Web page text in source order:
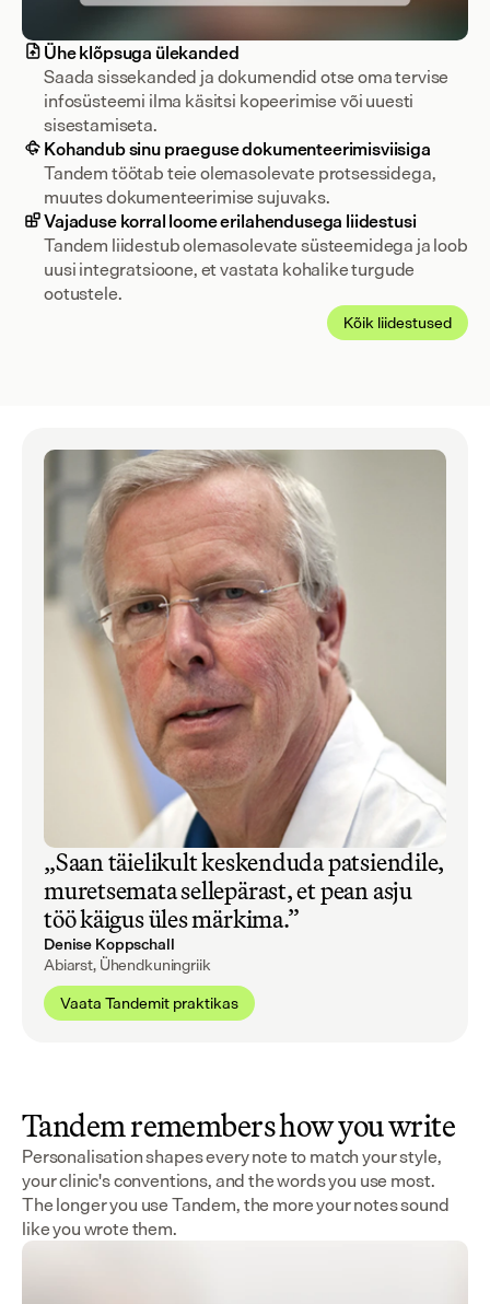
Kõik liidestused
Ühe klõpsuga ülekanded
Saada sissekanded ja dokumendid otse oma tervise
infosüsteemi ilma käsitsi kopeerimise või uuesti
sisestamiseta.
Kohandub sinu praeguse dokumenteerimisviisiga
Tandem töötab teie olemasolevate protsessidega,
muutes dokumenteerimise sujuvaks.
Vajaduse korral loome erilahendusega liidestusi
Tandem liidestub olemasolevate süsteemidega ja loob
uusi integratsioone, et vastata kohalike turgude
ootustele.
„Saan täielikult keskenduda patsiendile,
muretsemata sellepärast, et pean asju
töö käigus üles märkima.”
Denise Koppschall
Abiarst, Ühendkuningriik
Vaata Tandemit praktikas
Tandem remembers how you write
Personalisation shapes every note to match your style,
your clinic's conventions, and the words you use most.
The longer you use Tandem, the more your notes sound
like you wrote them.